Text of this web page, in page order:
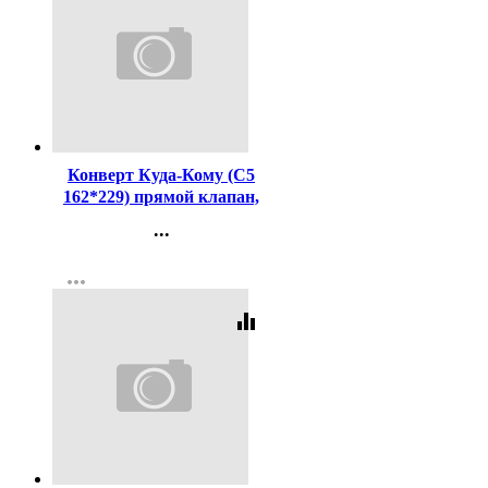
Конверт Куда-Кому (С5
162*229) прямой клапан,
серой запечаткой)
...
Регистрация
more_horiz
equalizer